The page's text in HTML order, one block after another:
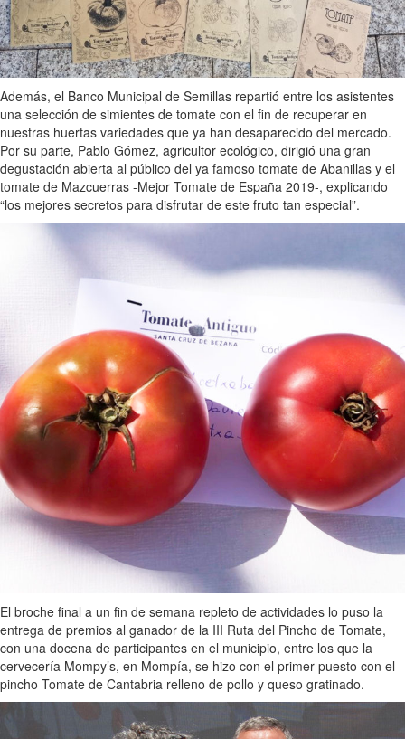
Además, el Banco Municipal de Semillas repartió entre los asistentes
una selección de simientes de tomate con el fin de recuperar en
nuestras huertas variedades que ya han desaparecido del mercado.
Por su parte, Pablo Gómez, agricultor ecológico, dirigió una gran
degustación abierta al público del ya famoso tomate de Abanillas y el
tomate de Mazcuerras -Mejor Tomate de España 2019-, explicando
“los mejores secretos para disfrutar de este fruto tan especial”.
El broche final a un fin de semana repleto de actividades lo puso la
entrega de premios al ganador de la III Ruta del Pincho de Tomate,
con una docena de participantes en el municipio, entre los que la
cervecería Mompy’s, en Mompía, se hizo con el primer puesto con el
pincho Tomate de Cantabria relleno de pollo y queso gratinado.